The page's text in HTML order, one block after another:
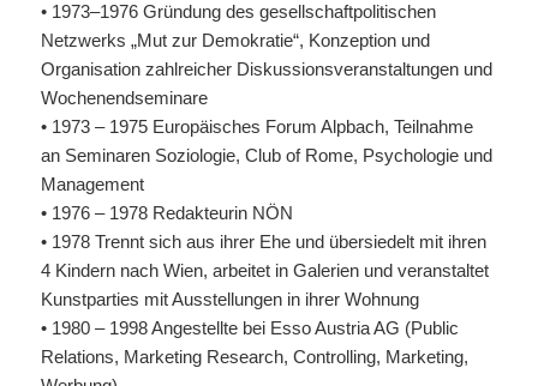
• 1973–1976 Gründung des gesellschaftpolitischen
Netzwerks „Mut zur Demokratie“, Konzeption und
Organisation zahlreicher Diskussionsveranstaltungen und
Wochenendseminare
• 1973 – 1975 Europäisches Forum Alpbach, Teilnahme
an Seminaren Soziologie, Club of Rome, Psychologie und
Management
• 1976 – 1978 Redakteurin NÖN
• 1978 Trennt sich aus ihrer Ehe und übersiedelt mit ihren
4 Kindern nach Wien, arbeitet in Galerien und veranstaltet
Kunstparties mit Ausstellungen in ihrer Wohnung
• 1980 – 1998 Angestellte bei Esso Austria AG (Public
Relations, Marketing Research, Controlling, Marketing,